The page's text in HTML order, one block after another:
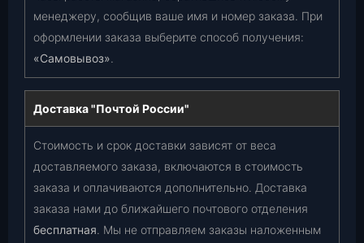
менеджеру, сообщив ваше имя и номер заказа. При
оформлении заказа выберите способ получения:
«Самовывоз».
Доставка "Почтой России"
Стоимость и срок доставки зависят от веса
доставляемого заказа, включаются в стоимость
заказа и оплачиваются дополнительно. Доставка
заказа нами до ближайшего почтового отделения
бесплатная. Мы не отправляем заказы наложенным